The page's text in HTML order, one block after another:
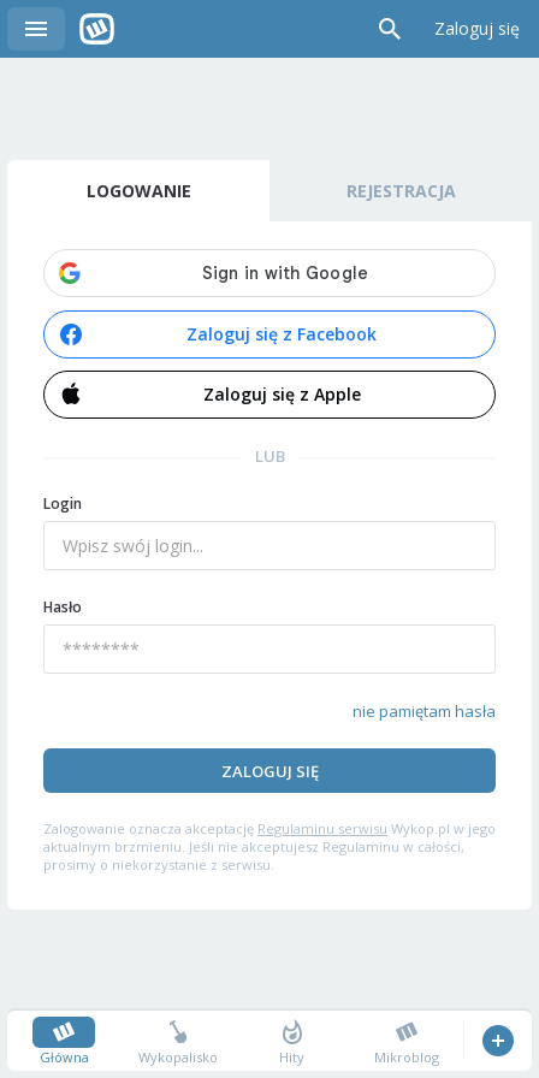
Zaloguj się
LOGOWANIE REJESTRACJA
Zaloguj się z Facebook
Zaloguj się z Apple
LUB
Login
Hasło
nie pamiętam hasła
ZALOGUJ SIĘ
Zalogowanie oznacza akceptację Regulaminu serwisu Wykop.pl w jego
aktualnym brzmieniu. Jeśli nie akceptujesz Regulaminu w całości,
prosimy o niekorzystanie z serwisu.
Główna Wykopalisko Hity Mikroblog